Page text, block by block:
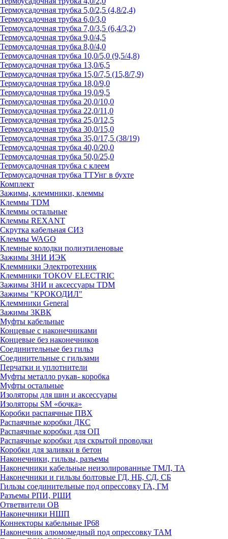
Термоусадочная трубка 5,0/2,5 (4,8/2,4)
Термоусадочная трубка 6,0/3,0
Термоусадочная трубка 7,0/3,5 (6,4/3,2)
Термоусадочная трубка 9,0/4,5
Термоусадочная трубка 8,0/4,0
Термоусадочная трубка 10,0/5,0 (9,5/4,8)
Термоусадочная трубка 13,0/6,5
Термоусадочная трубка 15,0/7,5 (15,8/7,9)
Термоусадочная трубка 18,0/9,0
Термоусадочная трубка 19,0/9,5
Термоусадочная трубка 20,0/10,0
Термоусадочная трубка 22,0/11,0
Термоусадочная трубка 25,0/12,5
Термоусадочная трубка 30,0/15,0
Термоусадочная трубка 35,0/17,5 (38/19)
Термоусадочная трубка 40,0/20,0
Термоусадочная трубка 50,0/25,0
Термоусадочная трубка с клеем
Термоусадочная трубка ТТУнг в бухте
Комплект
Зажимы, клеммники, клеммы
Клеммы TDM
Клеммы остальные
Клеммы REXANT
Скрутка кабельная СИЗ
Клеммы WAGO
Клемные колодки полиэтиленовые
Зажимы ЗНИ ИЭК
Клеммники Электротехник
Клеммники TOKOV ELECTRIC
Зажимы ЗНИ и аксессуары TDM
Зажимы "КРОКОДИЛ"
Клеммники General
Зажимы 3КВК
Муфты кабельные
Концевые с наконечниками
Концевые без наконечников
Соединительные без гильз
Соединительные с гильзами
Перчатки и уплотнители
Муфты металло рукав- коробка
Муфты остальные
Изоляторы для шин и аксессуары
Изоляторы SM «бочка»
Коробки распаячные ПВХ
Распаячные коробки ДКС
Распаячные коробки для ОП
Распаячные коробки для скрытой проводки
Коробки для заливки в бетон
Наконечники, гильзы, разъемы
Наконечники кабельные неизолированные ТМЛ, ТА
Наконечники и гильзы болтовые ГД, НБ, СД, СБ
Гильзы соединительные под опрессовку ГА, ГМ
Разъемы РПИ, РШИ
Ответвители ОВ
Наконечники НШП
Коннекторы кабельные IP68
Наконечник алюмомедный под опрессовку ТАМ